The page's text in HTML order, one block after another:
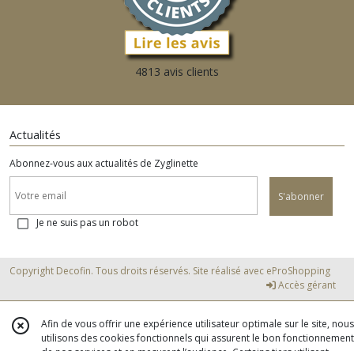
4813 avis clients
Actualités
Abonnez-vous aux actualités de Zyglinette
S'abonner
Je ne suis pas un robot
Copyright Decofin. Tous droits réservés. Site réalisé avec eProShopping
Accès gérant
Afin de vous offrir une expérience utilisateur optimale sur le site, nous
utilisons des cookies fonctionnels qui assurent le bon fonctionnement